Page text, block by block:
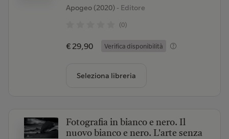
Apogeo (2020)- Editore
(0)
€ 29,90 Verifica disponibilità
Seleziona libreria
Fotografia in bianco e nero. Il
nuovo bianco e nero. L'arte senza